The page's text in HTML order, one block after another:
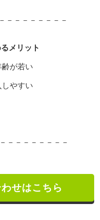
－－－－－－－－
メリット
が若い
やすい
－－－－－－－－
せはこちら